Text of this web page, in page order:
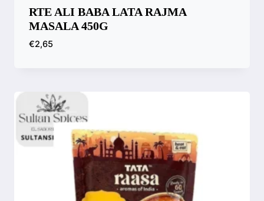
RTE ALI BABA LATA RAJMA
MASALA 450G
€2,65